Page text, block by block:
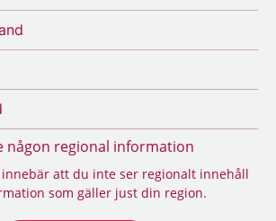
någon regional information
innebär att du inte ser regionalt innehåll
som gäller just din region.